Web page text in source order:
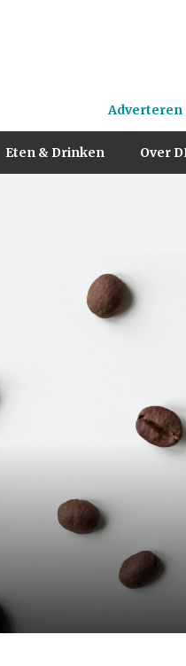
Adverteren
Eten & Drinken Over